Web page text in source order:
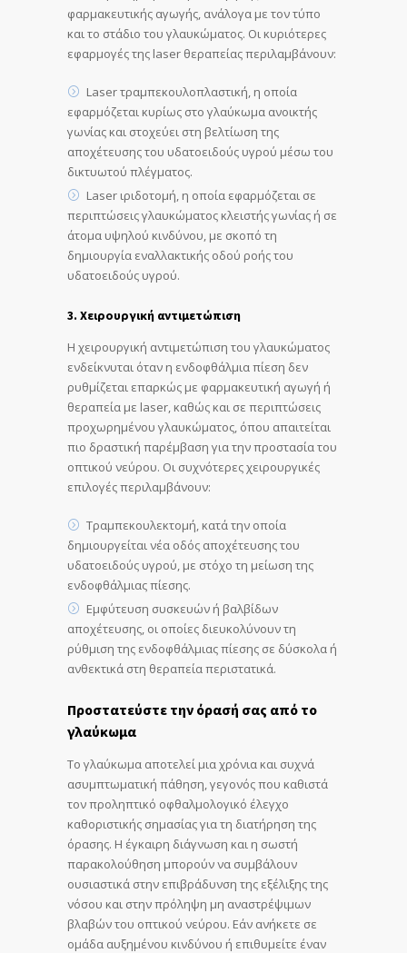
φαρμακευτικής αγωγής, ανάλογα με τον τύπο
και το στάδιο του γλαυκώματος. Οι κυριότερες
εφαρμογές της laser θεραπείας περιλαμβάνουν:
Laser τραμπεκουλοπλαστική, η οποία
εφαρμόζεται κυρίως στο γλαύκωμα ανοικτής
γωνίας και στοχεύει στη βελτίωση της
αποχέτευσης του υδατοειδούς υγρού μέσω του
δικτυωτού πλέγματος.
Laser ιριδοτομή, η οποία εφαρμόζεται σε
περιπτώσεις γλαυκώματος κλειστής γωνίας ή σε
άτομα υψηλού κινδύνου, με σκοπό τη
δημιουργία εναλλακτικής οδού ροής του
υδατοειδούς υγρού.
3. Χειρουργική αντιμετώπιση
Η χειρουργική αντιμετώπιση του γλαυκώματος
ενδείκνυται όταν η ενδοφθάλμια πίεση δεν
ρυθμίζεται επαρκώς με φαρμακευτική αγωγή ή
θεραπεία με laser, καθώς και σε περιπτώσεις
προχωρημένου γλαυκώματος, όπου απαιτείται
πιο δραστική παρέμβαση για την προστασία του
οπτικού νεύρου. Οι συχνότερες χειρουργικές
επιλογές περιλαμβάνουν:
Τραμπεκουλεκτομή, κατά την οποία
δημιουργείται νέα οδός αποχέτευσης του
υδατοειδούς υγρού, με στόχο τη μείωση της
ενδοφθάλμιας πίεσης.
Εμφύτευση συσκευών ή βαλβίδων
αποχέτευσης, οι οποίες διευκολύνουν τη
ρύθμιση της ενδοφθάλμιας πίεσης σε δύσκολα ή
ανθεκτικά στη θεραπεία περιστατικά.
Προστατεύστε την όρασή σας από το
γλαύκωμα
Το γλαύκωμα αποτελεί μια χρόνια και συχνά
ασυμπτωματική πάθηση, γεγονός που καθιστά
τον προληπτικό οφθαλμολογικό έλεγχο
καθοριστικής σημασίας για τη διατήρηση της
όρασης. Η έγκαιρη διάγνωση και η σωστή
παρακολούθηση μπορούν να συμβάλουν
ουσιαστικά στην επιβράδυνση της εξέλιξης της
νόσου και στην πρόληψη μη αναστρέψιμων
βλαβών του οπτικού νεύρου. Εάν ανήκετε σε
ομάδα αυξημένου κινδύνου ή επιθυμείτε έναν